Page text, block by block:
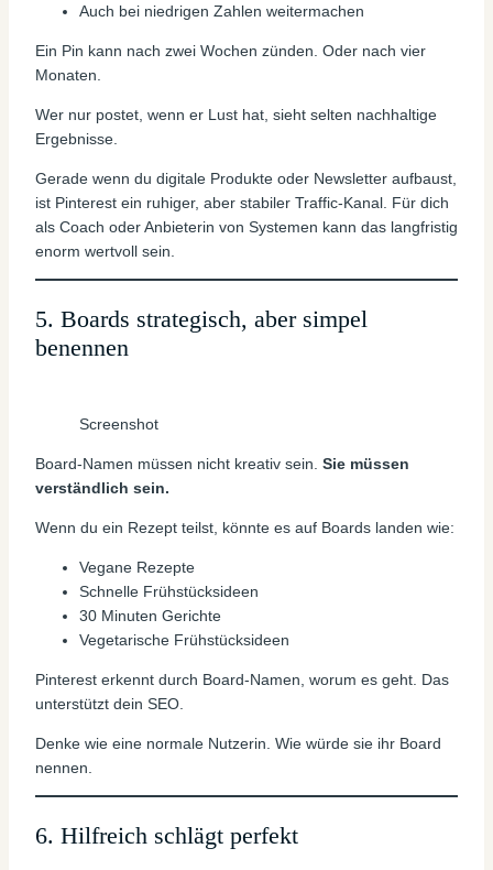
Auch bei niedrigen Zahlen weitermachen
Ein Pin kann nach zwei Wochen zünden. Oder nach vier
Monaten.
Wer nur postet, wenn er Lust hat, sieht selten nachhaltige
Ergebnisse.
Gerade wenn du digitale Produkte oder Newsletter aufbaust,
ist Pinterest ein ruhiger, aber stabiler Traffic-Kanal. Für dich
als Coach oder Anbieterin von Systemen kann das langfristig
enorm wertvoll sein.
5. Boards strategisch, aber simpel
benennen
Screenshot
Board-Namen müssen nicht kreativ sein. Sie müssen
verständlich sein.
Wenn du ein Rezept teilst, könnte es auf Boards landen wie:
Vegane Rezepte
Schnelle Frühstücksideen
30 Minuten Gerichte
Vegetarische Frühstücksideen
Pinterest erkennt durch Board-Namen, worum es geht. Das
unterstützt dein SEO.
Denke wie eine normale Nutzerin. Wie würde sie ihr Board
nennen.
6. Hilfreich schlägt perfekt